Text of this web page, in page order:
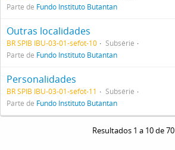
Parte de Fundo Instituto Butantan
Outras localidades
BR SPIB IBU-03-01-sefot-10
Subsérie
Parte de Fundo Instituto Butantan
Personalidades
BR SPIB IBU-03-01-sefot-11
Subsérie
Parte de Fundo Instituto Butantan
Resultados 1 a 10 de 70